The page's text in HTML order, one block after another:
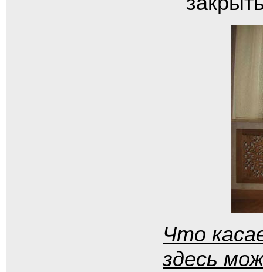
Что
здесь